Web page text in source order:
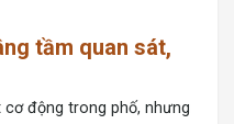
tầm quan sát,
cơ động trong phố, nhưng